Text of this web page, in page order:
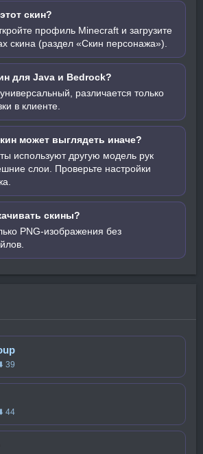
скин?
профиль Minecraft и загрузите
скина (раздел «Скин персонажа»).
для Java и Bedrock?
различается только
в клиенте.
может выглядеть иначе?
используют другую модель рук
слои. Проверьте настройки
скины?
PNG-изображения без
39
44